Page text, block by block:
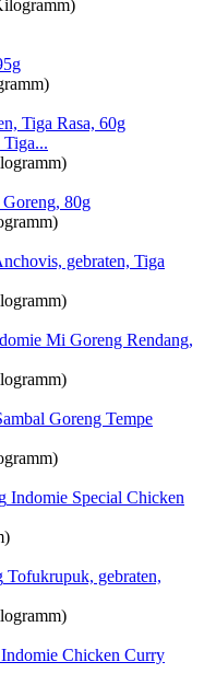
80g
gebraten, Tiga
Mi Goreng Rendang,
Goreng Tempe
Indomie Special Chicken
Tofukrupuk, gebraten,
Indomie Chicken Curry